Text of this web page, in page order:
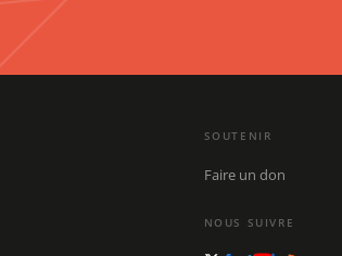
SOUTENIR
Faire un don
NOUS SUIVRE